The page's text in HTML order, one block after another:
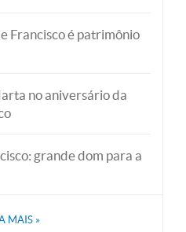
Francisco é patrimônio
no aniversário da
grande dom para a
MAIS »